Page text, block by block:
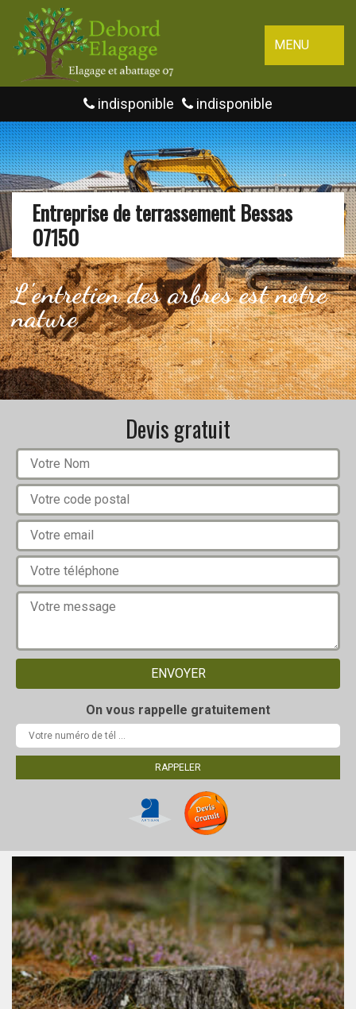
MENU
indisponible indisponible
Entreprise de terrassement Bessas
07150
L'entretien des arbres est notre
nature
Devis gratuit
On vous rappelle gratuitement